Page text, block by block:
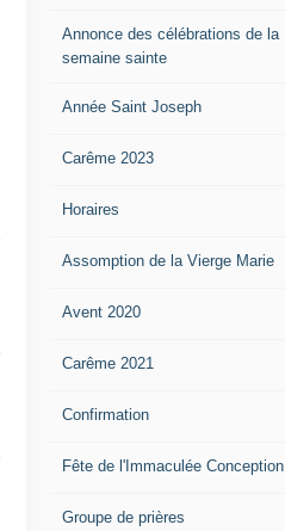
Annonce des célébrations de la
semaine sainte
Année Saint Joseph
Carême 2023
Horaires
Assomption de la Vierge Marie
Avent 2020
Carême 2021
Confirmation
Fête de l'Immaculée Conception
Groupe de prières